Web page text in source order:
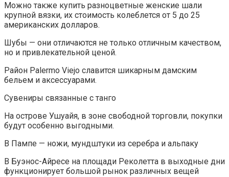
Можно также купить разноцветные женские шали
крупной вязки, их стоимость колеблется от 5 до 25
американских долларов.
Шубы — они отличаются не только отличным качеством,
но и привлекательной ценой.
Район Palermo Viejo славится шикарным дамским
бельем и аксессуарами.
Сувениры связанные с танго
На острове Ушуайя, в зоне свободной торговли, покупки
будут особенно выгодными.
В Пампе — ножи, мундштуки из серебра и альпаку
В Буэнос-Айресе на площади Реколетта в выходные дни
функционирует большой рынок различных вещей